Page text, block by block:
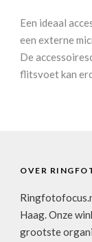
Een ideaal
een externe
De
flitsvoet kan
OVER
Haag. Onze
grootste